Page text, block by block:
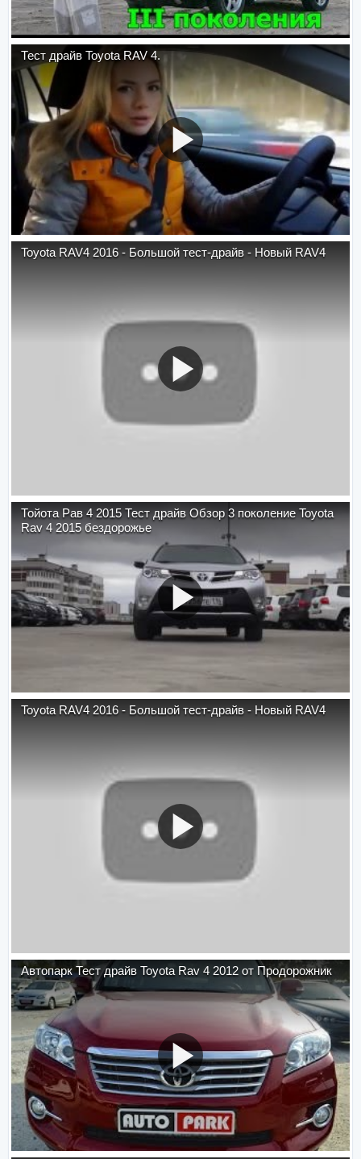
Тест драйв Toyota RAV 4.
Toyota RAV4 2016 - Большой тест-драйв - Новый RAV4
Тойота Рав 4 2015 Тест драйв Обзор 3 поколение Toyota
Rav 4 2015 бездорожье
Toyota RAV4 2016 - Большой тест-драйв - Новый RAV4
Автопарк Тест драйв Toyota Rav 4 2012 от Продорожник